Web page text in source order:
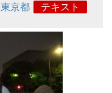
東京都
テキスト